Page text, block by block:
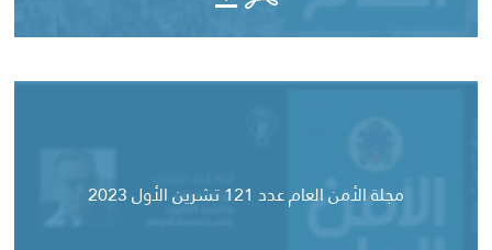
مجلة الأمن العام عدد 121 تشرين الأول 2023